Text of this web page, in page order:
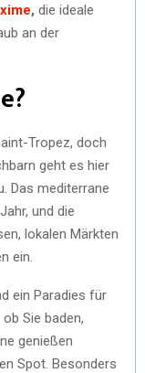
, die ideale
an der
Tropez, doch
geht es hier
Das mediterrane
und die
lokalen Märkten
ein.
ein Paradies für
Sie baden,
genießen
Spot. Besonders